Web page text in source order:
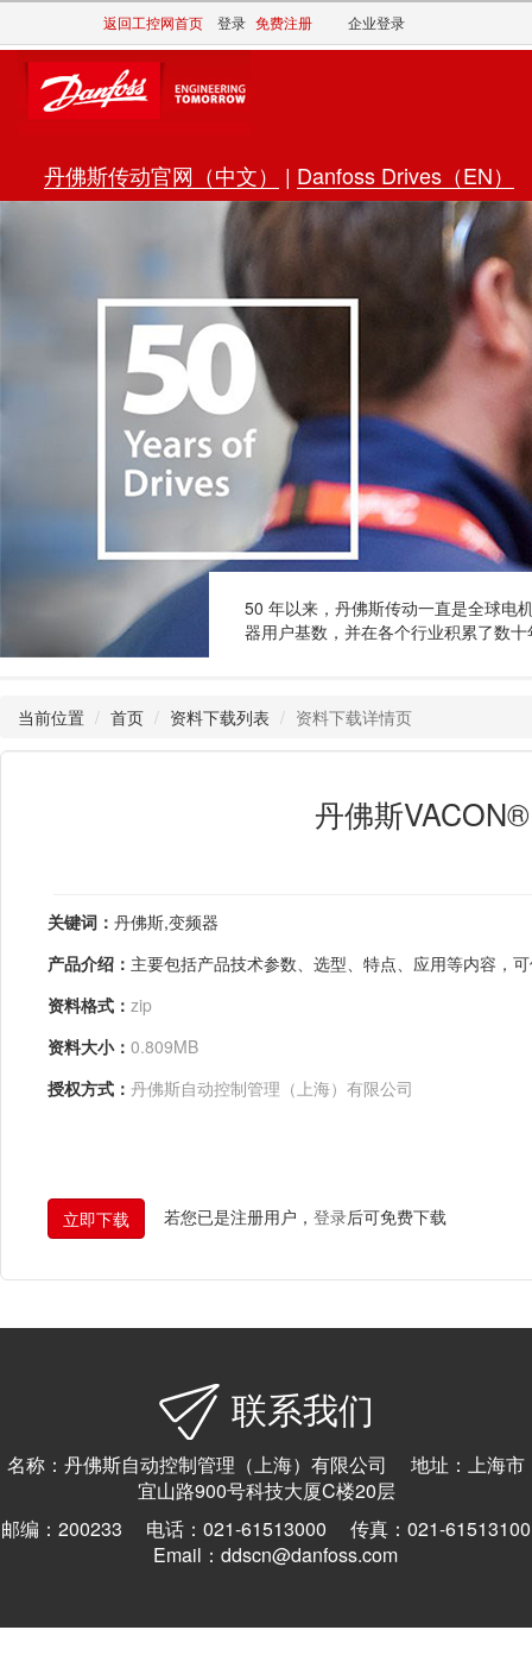
返回工控网首页 登录 免费注册 企业登录
丹佛斯传动官网（中文） | Danfoss Drives（EN）
50 年以来，丹佛斯传动一直是全球电
器用户基数，并在各个行业积累了数
当前位置 首页 资料下载列表 资料下载详情页
丹佛斯
关键词： 丹佛斯,变频器
产品介绍： 主要包括产品技术参数、选型、特点、应用等内容，
资料格式： zip
资料大小： 0.809MB
授权方式： 丹佛斯自动控制管理（上海）有限公司
若您已是注册用户， 登录后可免费下载
联系我们
名称：丹佛斯自动控制管理（上海）有限公司 地址：上海市
宜山路900号科技大厦C楼20层
邮编：200233 电话：021-61513000 传真：021-61513100
Email：ddscn@danfoss.com